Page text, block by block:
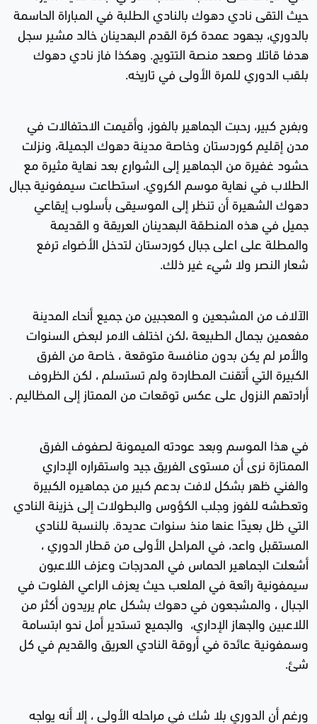
حيث التقى نادي دهوك بالنادي الطلبة في المباراة الحاسمة
بالدوري، بجهود عمدة كرة القدم البهدينان خالد مشير سجل
هدفا قاتلا وصعد منصة التتويج. وهكذا فاز نادي دهوك
بلقب الدوري للمرة الأولى في تاريخه.
وبفرح كبير، رحبت الجماهير بالفوز، وأقيمت الاحتفالات في
مدن إقليم كوردستان وخاصة مدينة دهوك الجميلة، ونزلت
حشود غفيرة من الجماهير إلى الشوارع بعد نهاية مثيرة مع
الطلاب في نهاية موسم الكروي. استطاعت سيمفونية جبال
دهوك الشهيرة أن تنظر إلى الموسيقى بأسلوب إيقاعي
جميل في هذه المنطقة البهدينان العريقة و القديمة
والمطلة على اعلى جبال كوردستان لتدخل الأضواء ترفع
شعار النصر ولا شيء غير ذلك.
الآلاف من المشجعين و المعجبين من جميع أنحاء المدينة
مفعمين بجمال الطبيعة ،لكن اختلف الامر لبعض السنوات
والأمر لم يكن بدون منافسة متوقعة ، خاصة من الفرق
الكبيرة التي أتقنت المطاردة ولم تستسلم ، لكن الظروف
أرادتهم النزول على عكس توقعات من الممتاز إلى المظاليم .
في هذا الموسم وبعد عودته الميمونة لصفوف الفرق
الممتازة نرى أن مستوى الفريق جيد واستقراره الإداري
والفني ظهر بشكل لافت بدعم كبير من جماهيره الكبيرة
وتعطشه للفوز وجلب الكؤوس والبطولات إلى خزينة النادي
التي ظل بعيدًا عنها منذ سنوات عديدة. بالنسبة للنادي
المستقبل واعد، في المراحل الأولى من قطار الدوري ،
أشعلت الجماهير الحماس في المدرجات وعزف اللاعبون
سيمفونية رائعة في الملعب حيث يعزف الراعي الفلوت في
الجبال ، والمشجعون في دهوك بشكل عام يريدون أكثر من
اللاعبين والجهاز الإداري، والجميع تستدير أمل نحو ابتسامة
وسمفونية عائدة في أروقة النادي العريق والقديم في كل
شئ.
ورغم أن الدوري بلا شك في مراحله الأولى ، إلا أنه يواجه